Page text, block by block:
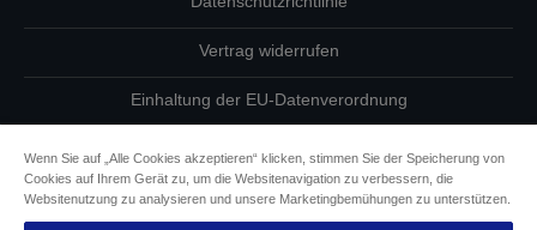
Vertrag widerrufen
Einhaltung der EU-Datenverordnung
Informationen zu Cookies
Wenn Sie auf „Alle Cookies akzeptieren“ klicken, stimmen Sie der Speicherung von
Cookies auf Ihrem Gerät zu, um die Websitenavigation zu verbessern, die
Websitenutzung zu analysieren und unsere Marketingbemühungen zu unterstützen.